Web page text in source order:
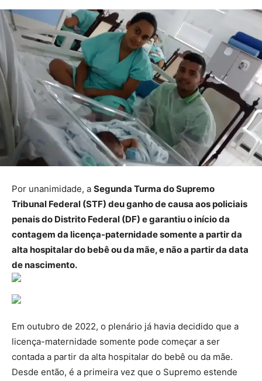
Por unanimidade, a Segunda Turma do Supremo
Tribunal Federal (STF) deu ganho de causa aos policiais
penais do Distrito Federal (DF) e garantiu o início da
contagem da licença-paternidade somente a partir da
alta hospitalar do bebê ou da mãe, e não a partir da data
de nascimento.
Em outubro de 2022, o plenário já havia decidido que a
licença-maternidade somente pode começar a ser
contada a partir da alta hospitalar do bebê ou da mãe.
Desde então, é a primeira vez que o Supremo estende